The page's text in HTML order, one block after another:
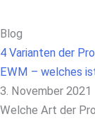
Blog
4 Varianten der
EWM – welches
3. November 2021
Welche Art der